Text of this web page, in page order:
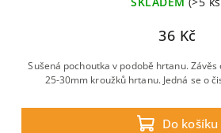
36 Kč
Do košíku
Sušená pochoutka v podobě hrtanu.
25-30mm kroužků hrtanu. Jedná se o